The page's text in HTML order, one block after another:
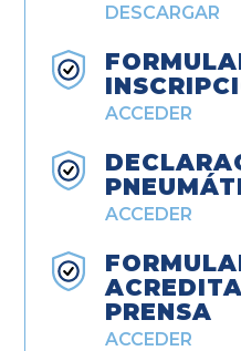
DESCARGAR
ACCEDER
ACCEDER
PRENSA
ACCEDER